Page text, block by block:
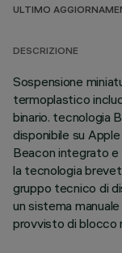
ULTIMO
DESCRIZIONE
Sospensione
termoplastico
binario. tecnologia
disponibile su
Beacon integrato
la tecnologia
gruppo tecnico di
un sistema
provvisto di blocco